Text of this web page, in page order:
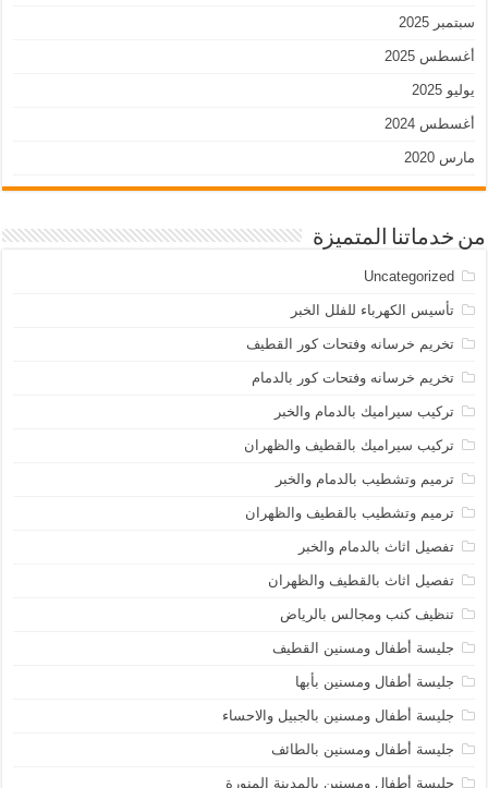
سبتمبر 2025
أغسطس 2025
يوليو 2025
أغسطس 2024
مارس 2020
من خدماتنا المتميزة
Uncategorized
تأسيس الكهرباء للفلل الخبر
تخريم خرسانه وفتحات كور القطيف
تخريم خرسانه وفتحات كور بالدمام
تركيب سيراميك بالدمام والخبر
تركيب سيراميك بالقطيف والظهران
ترميم وتشطيب بالدمام والخبر
ترميم وتشطيب بالقطيف والظهران
تفصيل اثاث بالدمام والخبر
تفصيل اثاث بالقطيف والظهران
تنظيف كنب ومجالس بالرياض
جليسة أطفال ومسنين القطيف
جليسة أطفال ومسنين بأبها
جليسة أطفال ومسنين بالجبيل والاحساء
جليسة أطفال ومسنين بالطائف
جليسة أطفال ومسنين بالمدينة المنورة